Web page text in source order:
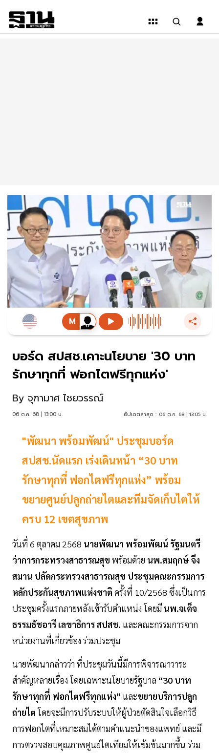
บอร์ด สปสช.เคาะนโยบาย '30 บาท
รักษาทุกที่ ฟอกไตฟรีทุกแห่ง'
By จุฑามาศ ไชยวรรณ์
06 ต.ค. 68 | 13:00 น. อัปเดตล่าสุด : 06 ต.ค. 68 | 13:05 น.
"พัฒนา พร้อมพัฒน์" ประชุมบอร์ด
สปสช.นัดแรก เร่งเดินหน้า “30 บาท
รักษาทุกที่ ฟอกไตฟรีทุกแห่ง” พร้อม
ขยายศูนย์ปลูกถ่ายไตและทีมจัดเก็บไตให้
ครบ 12 เขตสุขภาพ
วันที่ 6 ตุลาคม 2568 นายพัฒนา พร้อมพัฒน์ รัฐมนตรี
ว่าการกระทรวงสาธารณสุข พร้อมด้วย นพ.สมฤกษ์ จึง
สมาน ปลัดกระทรวงสาธารณสุข ประชุมคณะกรรมการ
หลักประกันสุขภาพแห่งชาติ ครั้งที่ 10/2568 ซึ่งเป็นการ
ประชุมครั้งแรกภายหลังเข้ารับตำแหน่ง โดยมี นพ.จเด็จ
ธรรมธัชอารี เลขาธิการ สปสช. และคณะกรรมการจาก
หน่วยงานที่เกี่ยวข้อง ร่วมประชุม
นายพัฒนากล่าวว่า ที่ประชุมวันนี้มีการพิจารณาวาระ
สำคัญหลายเรื่อง โดยเฉพาะนโยบายรัฐบาล “30 บาท
รักษาทุกที่ ฟอกไตฟรีทุกแห่ง” และขยายบริการปลูก
ถ่ายไตโดยจะมีการปรับระบบให้ผู้ป่วยตัดสินใจเลือกวิธี
การฟอกไตที่เหมาะสมได้ตามคำแนะนำของแพทย์ และมี
การตรวจสอบคุณภาพศูนย์ไตเทียมให้เข้มข้นมากขึ้น ร่วม